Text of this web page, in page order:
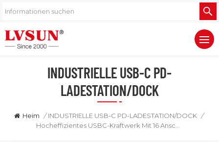
INDUSTRIELLE USB-C PD-
LADESTATION/DOCK
Heim / INDUSTRIELLE USB-C PD-LADESTATION/DOCK /